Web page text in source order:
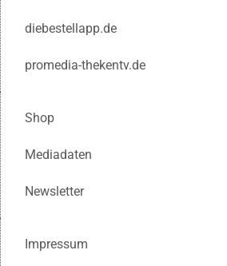
diebestellapp.de
promedia-thekentv.de
Shop
Mediadaten
Newsletter
Impressum